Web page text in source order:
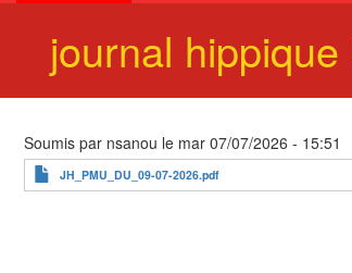
journal
Soumis par nsanou le mar 07/07/2026 - 15:51
JH_PMU_DU_09-07-2026.pdf